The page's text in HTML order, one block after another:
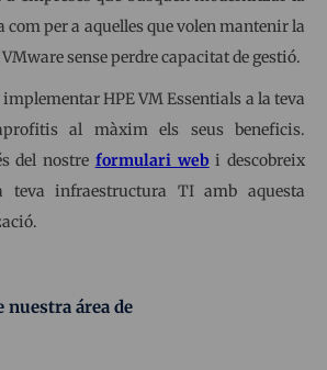
per a aquelles que volen mantenir la
sense perdre capacitat de gestió.
HPE VM Essentials a la teva
al màxim els seus beneficis.
del nostre formulari web i descobreix
infraestructura TI amb aquesta
nuestra área de